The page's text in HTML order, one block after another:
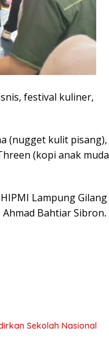
festival kuliner,
(nugget kulit pisang),
(kopi anak muda
Lampung Gilang
Bahtiar Sibron.
Sekolah Nasional